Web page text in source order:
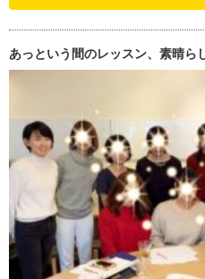
あっという間のレッスン、素晴ら